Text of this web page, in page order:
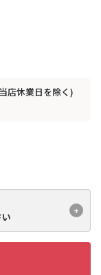
店休業日を除く)